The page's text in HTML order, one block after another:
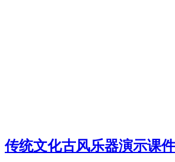
传统文化古风乐器演示课